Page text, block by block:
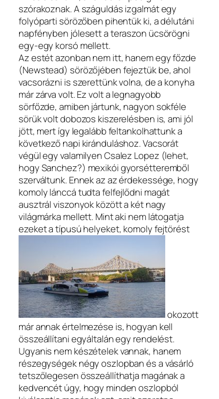
szórakoznak. A száguldás izgalmát egy
folyóparti sörözőben pihentük ki, a délutáni
napfényben jólesett a teraszon ücsörögni
egy-egy korsó mellett.
Az estét azonban nem itt, hanem egy főzde
(Newstead) sörözőjében fejeztük be, ahol
vacsorázni is szerettünk volna, de a konyha
már zárva volt. Ez volt a legnagyobb
sörfőzde, amiben jártunk, nagyon sokféle
sörük volt dobozos kiszerelésben is, ami jól
jött, mert így legalább feltankolhattunk a
következő napi kiránduláshoz. Vacsorát
végül egy valamilyen Csalez Lopez (lehet,
hogy Sanchez?) mexikói gyorsétteremből
szerváltunk. Ennek az az érdekessége, hogy
komoly lánccá tudta felfejlődni magát
ausztrál viszonyok között a két nagy
világmárka mellett. Mint aki nem látogatja
ezeket a típusú helyeket, komoly fejtörést
okozott
már annak értelmezése is, hogyan kell
összeállítani egyáltalán egy rendelést.
Ugyanis nem készételek vannak, hanem
részegységek négy oszlopban és a vásárló
tetszőlegesen összeállíthatja magának a
kedvencét úgy, hogy minden oszlopból